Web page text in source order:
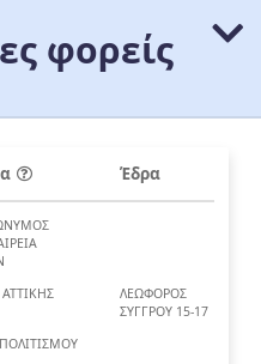
φορείς
Έδρα
ΛΕΩΦΟΡΟΣ
ΣΥΓΓΡΟΥ 15-17